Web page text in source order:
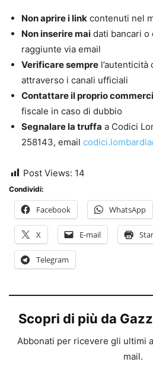
Non aprire i link contenuti nel
Non inserire mai dati bancari o
raggiunte via email
Verificare sempre
attraverso i canali ufficiali
Contattare il proprio
fiscale in caso di dubbio
Segnalare la truffa a Codici
258143, email
Post Views: 14
Condividi:
Facebook WhatsApp
X E-mail
Telegram
Scopri di più da
Abbonati per ricevere gli ultimi
mail.